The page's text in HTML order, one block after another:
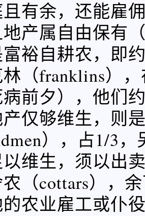
有余，还能雇
产属自由保有
裕自耕农，即
（franklins）
病前夕），他们
仅够维生，则
），占1/3
维生，须以出
（cottars），
农业雇工或仆